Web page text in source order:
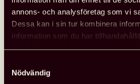
annons- och analysföretag som vi
Dessa kan i sin tur kombinera
information som du har
Nödvändig